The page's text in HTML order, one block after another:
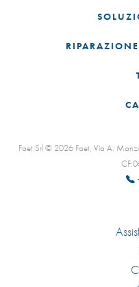
Faet Srl © 2026 Faet, Via A.